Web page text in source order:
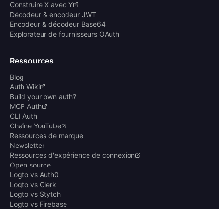
Construire X avec Y
Décodeur & encodeur JWT
Encodeur & décodeur Base64
Explorateur de fournisseurs OAuth
Ressources
Blog
Auth Wiki
Build your own auth?
MCP Auth
CLI Auth
Chaîne YouTube
Ressources de marque
Newsletter
Ressources d'expérience de connexion
Open source
Logto vs Auth0
Logto vs Clerk
Logto vs Stytch
Logto vs Firebase